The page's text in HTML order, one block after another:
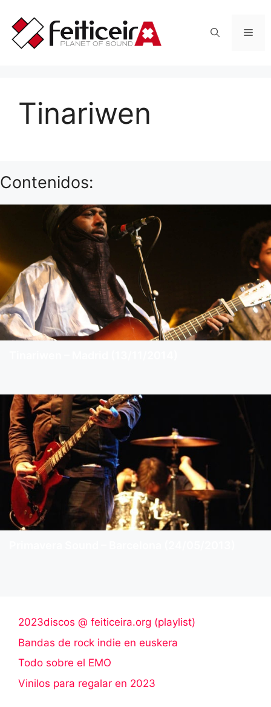
contenido
Tinariwen
Contenidos:
2023discos @ feiticeira.org (playlist)
Bandas de rock indie en euskera
Todo sobre el EMO
Vinilos para regalar en 2023